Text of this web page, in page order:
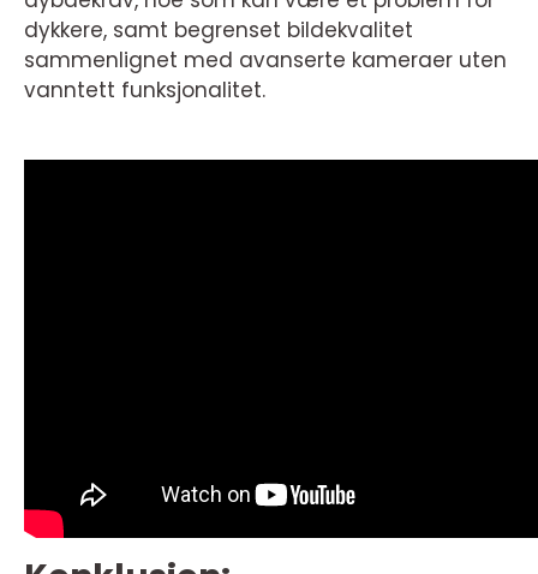
dykkere, samt begrenset bildekvalitet
sammenlignet med avanserte kameraer uten
vanntett funksjonalitet.